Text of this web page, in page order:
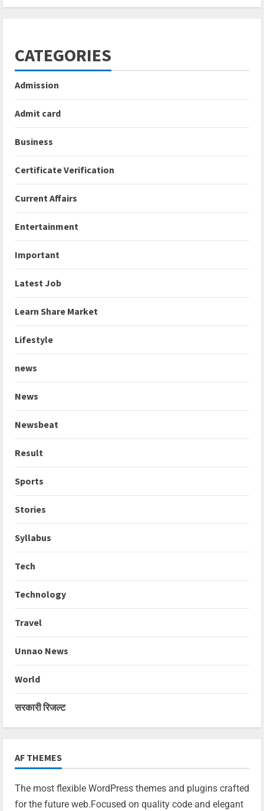
CATEGORIES
Admission
Admit card
Business
Certificate Verification
Current Affairs
Entertainment
Important
Latest Job
Learn Share Market
Lifestyle
news
News
Newsbeat
Result
Sports
Stories
Syllabus
Tech
Technology
Travel
Unnao News
World
सरकारी रिजल्ट
AF THEMES
The most flexible WordPress themes and plugins crafted
for the future web.Focused on quality code and elegant